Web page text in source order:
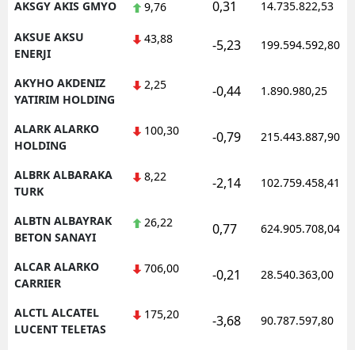
AKSGY AKIS GMYO 9,76 0,31 14.735.822,53
AKSUE AKSU
ENERJI
43,88 -5,23 199.594.592,80
AKYHO AKDENIZ
YATIRIM HOLDING
2,25 -0,44 1.890.980,25
ALARK ALARKO
HOLDING
100,30 -0,79 215.443.887,90
ALBRK ALBARAKA
TURK
8,22 -2,14 102.759.458,41
ALBTN ALBAYRAK
BETON SANAYI
26,22 0,77 624.905.708,04
ALCAR ALARKO
CARRIER
706,00 -0,21 28.540.363,00
ALCTL ALCATEL
LUCENT TELETAS
175,20 -3,68 90.787.597,80